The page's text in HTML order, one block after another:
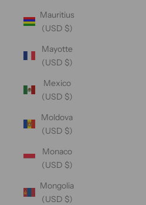
Mauritius
(USD $)
Mayotte
(USD $)
Mexico
(USD $)
Moldova
(USD $)
Monaco
(USD $)
Mongolia
(USD $)